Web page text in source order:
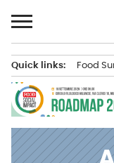
al
contenuto
principale
Quick links: Food